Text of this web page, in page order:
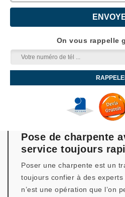
On vous rappelle
Pose de charpente
service toujours
Poser une charpente est un
toujours confier à des
n’est une opération que l’on